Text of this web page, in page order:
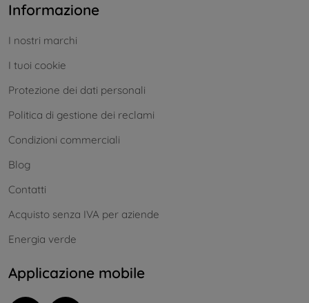
Informazione
I nostri marchi
I tuoi cookie
Protezione dei dati personali
Politica di gestione dei reclami
Condizioni commerciali
Blog
Contatti
Acquisto senza IVA per aziende
Energia verde
Applicazione mobile